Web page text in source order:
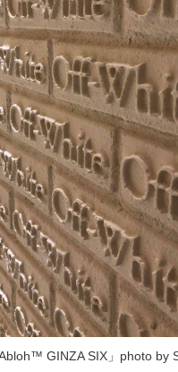
Abloh™ GINZA SIX」photo by